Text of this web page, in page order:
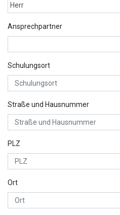
Ansprechpartner
Schulungsort
Straße und Hausnummer
PLZ
Ort